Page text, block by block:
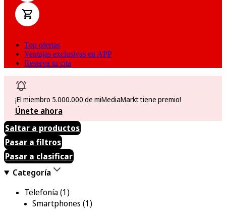
Top ofertas
Ventajas exclusivas en APP
Reserva tu cita
¡El miembro 5.000.000 de miMediaMarkt tiene premio!
Únete ahora
Saltar a productos
Pasar a filtros
Pasar a clasificar
Categoría
Telefonía(1)
Smartphones (1)